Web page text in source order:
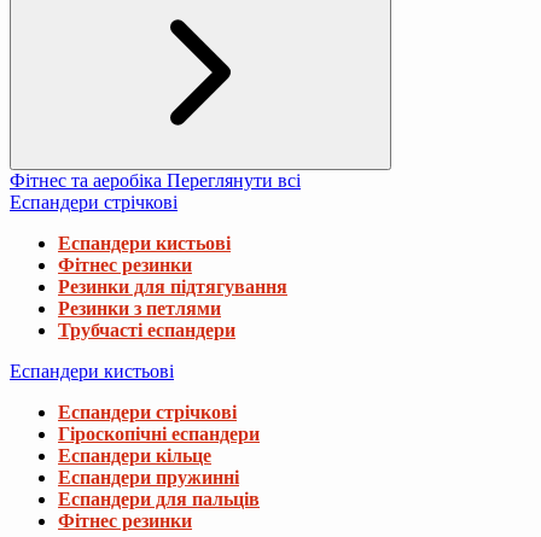
Фітнес та аеробіка Переглянути всі
Еспандери стрічкові
Еспандери кистьові
Фітнес резинки
Резинки для підтягування
Резинки з петлями
Трубчасті еспандери
Еспандери кистьові
Еспандери стрічкові
Гіроскопічні еспандери
Еспандери кільце
Еспандери пружинні
Еспандери для пальців
Фітнес резинки